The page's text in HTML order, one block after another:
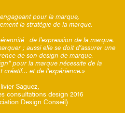
pour la marque,
la stratégie de la marque.
de l’expression de la marque.
; aussi elle se doit d’assurer une
de son design de marque.
pour la marque nécessite de la
créatif… et de l’expérience.»
Saguez,
consultations design 2016
Design Conseil)